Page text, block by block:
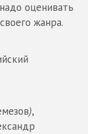
оценивать
жанра.
),